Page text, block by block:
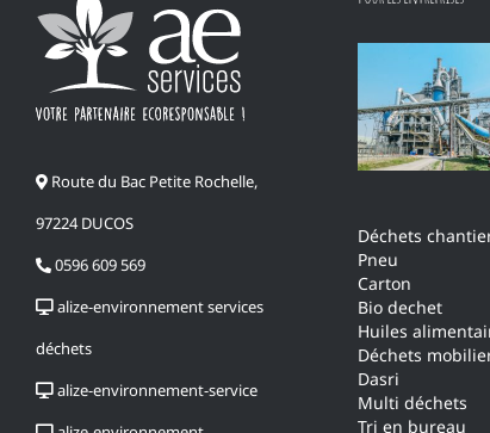
Route du Bac Petite Rochelle,
97224 DUCOS
0596 609 569
alize-environnement services
déchets
alize-environnement-service
Déchets
Pneu
Carton
Bio dechet
Huiles
Déchets
Dasri
Multi déchets
Tri en bureau